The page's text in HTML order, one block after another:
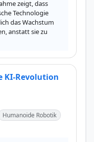
zeigt, dass
Technologie
das Wachstum
anstatt sie zu
KI-Revolution
Humanoide Robotik